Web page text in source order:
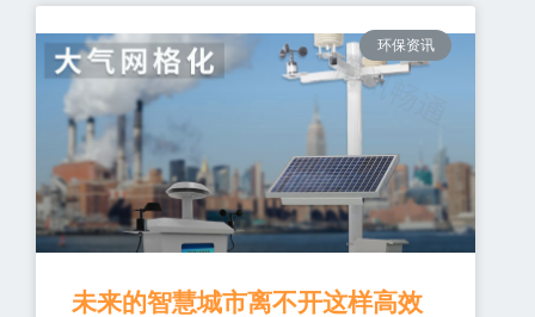
环保资讯
未来的智慧城市离不开这样高效